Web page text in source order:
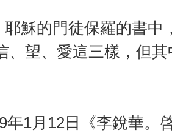
穌的門徒保羅的書
、望、愛這三樣，但
年1月12日《李銳華。